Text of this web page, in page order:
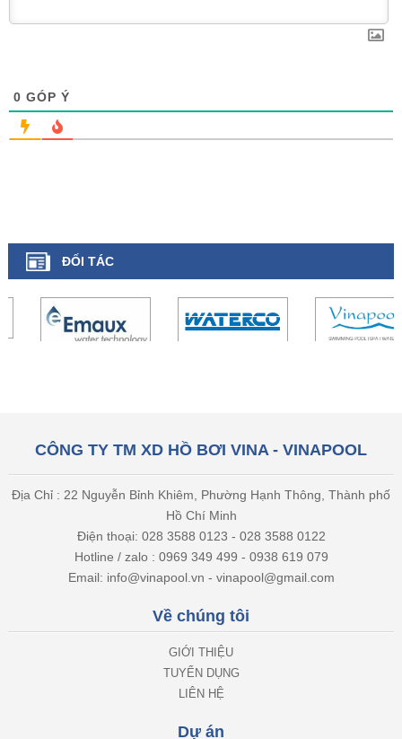
0 GÓP Ý
ĐỐI TÁC
CÔNG TY TM XD HỒ BƠI VINA - VINAPOOL
Địa Chỉ : 22 Nguyễn Bỉnh Khiêm, Phường Hạnh Thông, Thành phố
Điện thoại: 028 3588 0123 - 028 3588 0122
Email: info@vinapool.vn - vinapool@gmail.com
Về chúng tôi
GIỚI THIỆU
TUYỂN DỤNG
LIÊN HỆ